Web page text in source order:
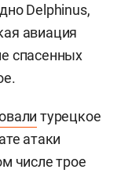
Delphinus,
авиация
спасенных
турецкое
атаки
числе трое